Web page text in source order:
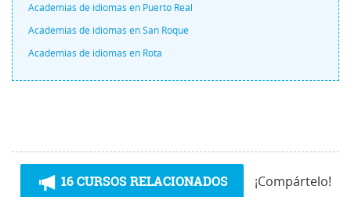
Academias de idiomas en Puerto Real
Academias de idiomas en San Roque
Academias de idiomas en Rota
16 CURSOS RELACIONADOS ¡Compártelo!